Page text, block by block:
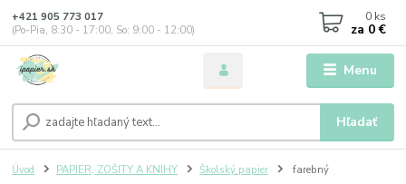
Menu
Hľadať
+421 905 773 017
(Po-Pia, 8:30 - 17:00, So: 9:00 - 12:00)
0 ks
za 0 €
Úvod PAPIER, ZOŠITY A KNIHY Školský papier farebný